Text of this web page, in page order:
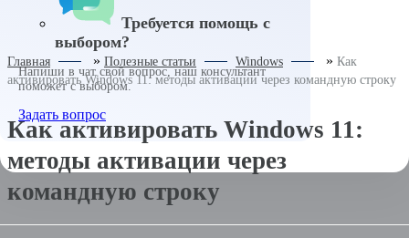
Требуется помощь с
выбором?
Напиши в чат свой вопрос, наш консультант
поможет с выбором.
Задать вопрос
Adobe
Как активировать Windows 11:
методы активации через
командную строку
Главная » Полезные статьи Windows » Как
активировать Windows 11: методы активации через командную строку